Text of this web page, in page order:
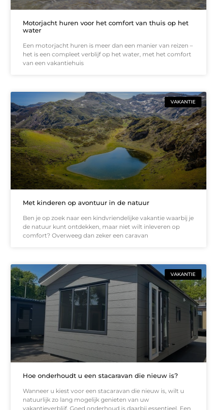
Motorjacht huren voor het comfort van thuis op het
water
Een motorjacht huren is meer dan een manier van reizen –
het is een compleet verblijf op het water, met het comfort
van een vakantiehuis
VAKANTIE
Met kinderen op avontuur in de natuur
Ben je op zoek naar een kindvriendelijke vakantie waarbij je
de natuur kunt ontdekken, maar niet wilt inleveren op
comfort? Overweeg dan zeker een caravan
VAKANTIE
Hoe onderhoudt u een stacaravan die nieuw is?
Wanneer u kiest voor een stacaravan die nieuw is, wilt u
natuurlijk zo lang mogelijk genieten van uw
vakantieverblijf. Goed onderhoud is daarbij essentieel. Een